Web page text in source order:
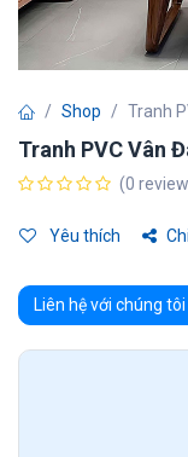
Shop Tranh
Tranh PVC Vân
(0
Yêu thích
Liên hệ với chúng tôi